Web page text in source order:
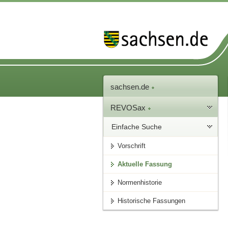
sachsen.de
REVOSax
Einfache Suche
Vorschrift
Aktuelle Fassung
Normenhistorie
Historische Fassungen